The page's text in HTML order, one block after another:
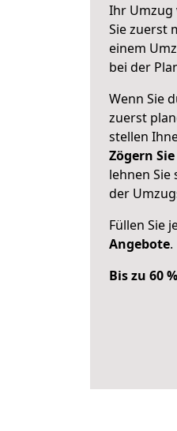
Ihr Umzug
Sie zuerst
einem
bei der
Wenn Sie
zuerst
stellen
Zögern
lehnen Sie
der
Füllen Sie
Angebote.
Bis zu 60